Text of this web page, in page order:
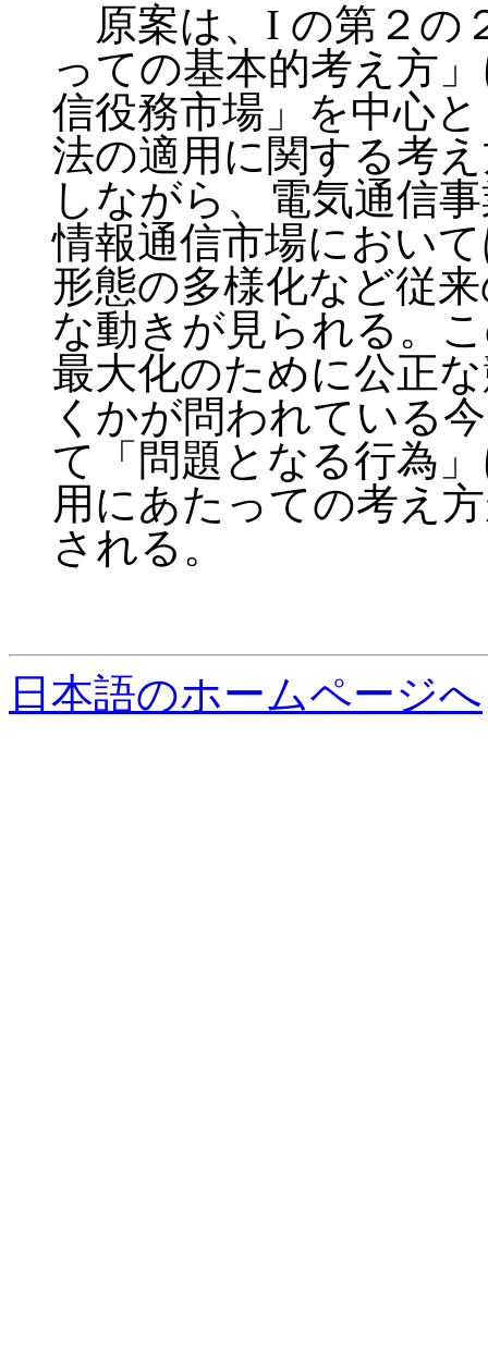
原案は、I の第２の
っての基本的考え方
信役務市場」を中心
法の適用に関する考
しながら、電気通信
情報通信市場におい
形態の多様化など従
な動きが見られる。
最大化のために公正
くかが問われている
て「問題となる行為
用にあたっての考え
される。
日本語のホームページへ